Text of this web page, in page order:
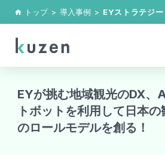
home トップ > 導入事例 > EYストラテジ
EYが挑む地域観光のDX、
トボットを利用して日本
のロールモデルを創る！